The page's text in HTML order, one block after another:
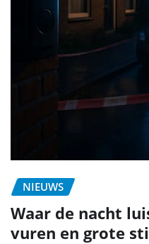
NIEUWS
Waar de nacht
vuren en grote